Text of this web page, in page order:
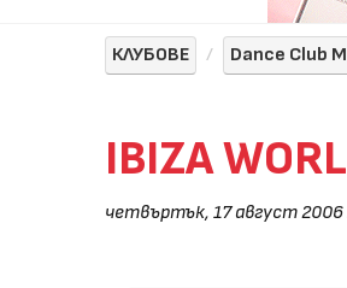
КЛУБОВЕ Dance Club
IBIZA
четвъртък, 17 август